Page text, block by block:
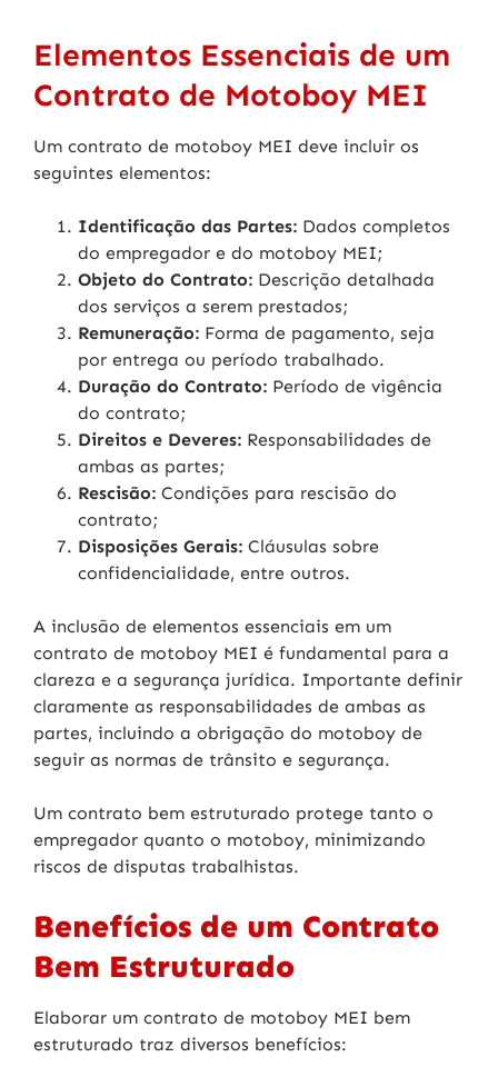
Elementos Essenciais de um
Contrato de Motoboy MEI
Um contrato de motoboy MEI deve incluir os
seguintes elementos:
Identificação das Partes: Dados completos
do empregador e do motoboy MEI;
Objeto do Contrato: Descrição detalhada
dos serviços a serem prestados;
Remuneração: Forma de pagamento, seja
por entrega ou período trabalhado.
Duração do Contrato: Período de vigência
do contrato;
Direitos e Deveres: Responsabilidades de
ambas as partes;
Rescisão: Condições para rescisão do
contrato;
Disposições Gerais: Cláusulas sobre
confidencialidade, entre outros.
A inclusão de elementos essenciais em um
contrato de motoboy MEI é fundamental para a
clareza e a segurança jurídica. Importante definir
claramente as responsabilidades de ambas as
partes, incluindo a obrigação do motoboy de
seguir as normas de trânsito e segurança.
Um contrato bem estruturado protege tanto o
empregador quanto o motoboy, minimizando
riscos de disputas trabalhistas.
Benefícios de um Contrato
Bem Estruturado
Elaborar um contrato de motoboy MEI bem
estruturado traz diversos benefícios: